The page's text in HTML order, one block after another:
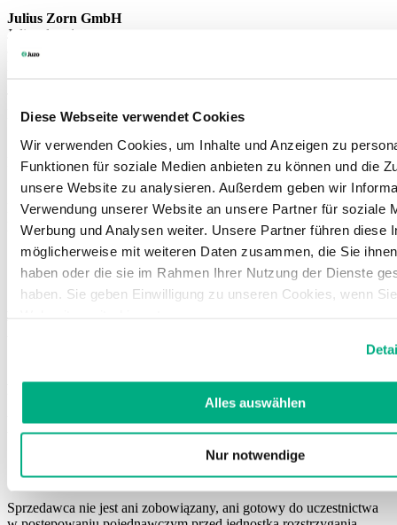
Diese Webseite verwendet Cookies
Wir verwenden Cookies, um Inhalte und Anzeigen zu
Funktionen für soziale Medien anbieten zu können und die
unsere Website zu analysieren. Außerdem geben wir
Verwendung unserer Website an unsere Partner für soziale
Werbung und Analysen weiter. Unsere Partner führen diese
möglicherweise mit weiteren Daten zusammen, die Sie
haben oder die sie im Rahmen Ihrer Nutzung der Dienste
haben. Sie geben Einwilligung zu unseren Cookies, wenn
Alles auswählen
Nur notwendige
Julius Zorn GmbH
Juliusplatz 1
86551 Aichach
E-mail:info@juzo.de
Sąd rejestrowy: Amtsgericht Augsburg
Numer rejestru: Abt. B, Nr. 1005
Numer identyfikacyjny VAT zgodnie z § 27 a niemieckiej Ustawy o
podatku VAT:DE DE127486729
Administratorw rozumieniu § 18 ust. 2 MStV (niemieckiej
umowy państwowej w sprawie mediów):
Anja Schettler (kierownik działu marketingu), Juliusplatz 1, 86551
Aichach
Sprzedawca nie jest ani zobowiązany, ani gotowy do uczestnictwa